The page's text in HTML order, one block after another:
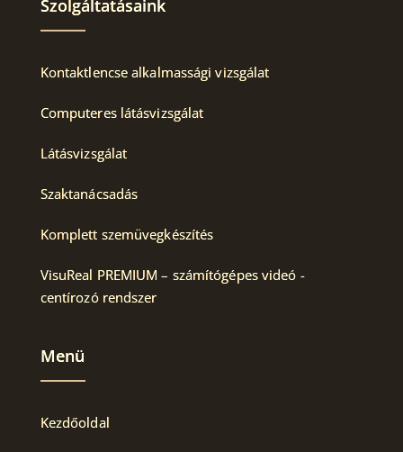
Szolgáltatásaink
Kontaktlencse alkalmassági vizsgálat
Computeres látásvizsgálat
Látásvizsgálat
Szaktanácsadás
Komplett szemüvegkészítés
VisuReal PREMIUM – számítógépes videó -
centírozó rendszer
Menü
Kezdőoldal